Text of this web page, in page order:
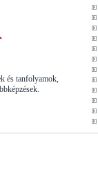
és tanfolyamok,